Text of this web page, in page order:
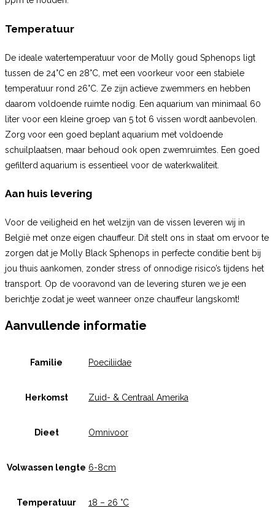
Temperatuur
De ideale watertemperatuur voor de Molly goud Sphenops ligt
tussen de 24°C en 28°C, met een voorkeur voor een stabiele
temperatuur rond 26°C. Ze zijn actieve zwemmers en hebben
daarom voldoende ruimte nodig. Een aquarium van minimaal 60
liter voor een kleine groep van 5 tot 6 vissen wordt aanbevolen.
Zorg voor een goed beplant aquarium met voldoende
schuilplaatsen, maar behoud ook open zwemruimtes. Een goed
gefilterd aquarium is essentieel voor de waterkwaliteit.
Aan huis levering
Voor de veiligheid en het welzijn van de vissen leveren wij in
België met onze eigen chauffeur. Dit stelt ons in staat om ervoor te
zorgen dat je Molly Black Sphenops in perfecte conditie bent bij
jou thuis aankomen, zonder stress of onnodige risico’s tijdens het
transport. Op de vooravond van de levering sturen we je een
berichtje zodat je weet wanneer onze chauffeur langskomt!
Aanvullende informatie
Familie Poeciliidae
Herkomst Zuid- & Centraal Amerika
Dieet Omnivoor
Volwassen lengte 6-8cm
Temperatuur 18 – 26 °C